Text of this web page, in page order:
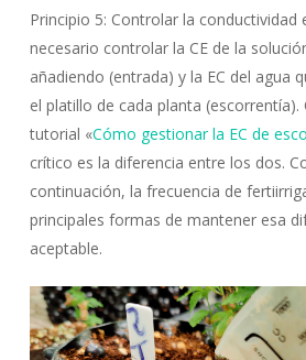
Principio 5: Controlar la conductividad
necesario controlar la CE de la
añadiendo (entrada) y la EC del agua
el platillo de cada planta (escorrentía).
tutorial «Cómo gestionar la EC de
crítico es la diferencia entre los dos.
continuación, la frecuencia de
principales formas de mantener esa
aceptable.